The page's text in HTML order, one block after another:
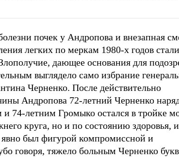
почек у Андропова и внезапная
легких по меркам 1980-х годов
дающее основания для
выглядело само избрание
Черненко. После действительно
Андропова 72-летний Черненко
74-летним Громыко остался в тройке
круга, но и по состоянию здоровья,
был фигурой компромиссной и
говоря, тяжело больным Черненко